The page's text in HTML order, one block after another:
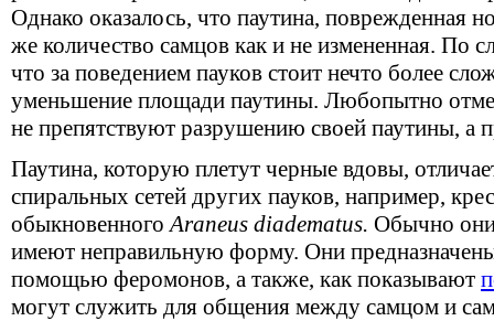
Однако оказалось, что паутина, поврежденная
же количество самцов как и не измененная. По
что за поведением пауков стоит нечто более
уменьшение площади паутины. Любопытно
не препятствуют разрушению своей паутины, а
Паутина, которую плетут черные вдовы,
спиральных сетей других пауков, например,
обыкновенногоAraneus diadematus. Обычно
имеют неправильную форму. Они
помощью феромонов, а также, как показывают
могут служить для общения между самцом и